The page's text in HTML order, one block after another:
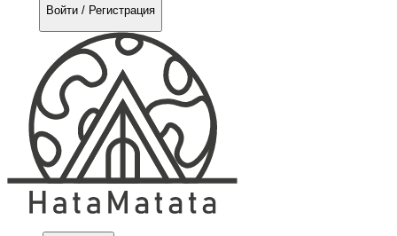
Войти / Регистрация